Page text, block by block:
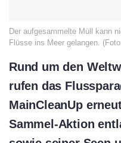
Der aufgesammelte Müll kann
Flüsse ins Meer gelangen.
Rund um den
rufen das
MainCleanUp
Sammel-Aktion